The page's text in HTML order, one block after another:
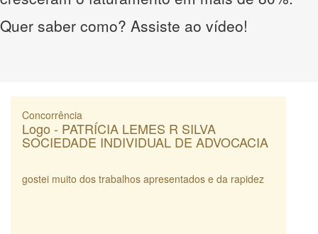
Quer saber como? Assiste ao vídeo!
Concorrência
Logo - PATRÍCIA LEMES R SILVA
SOCIEDADE INDIVIDUAL DE ADVOCACIA
gostei muito dos trabalhos apresentados e da rapidez